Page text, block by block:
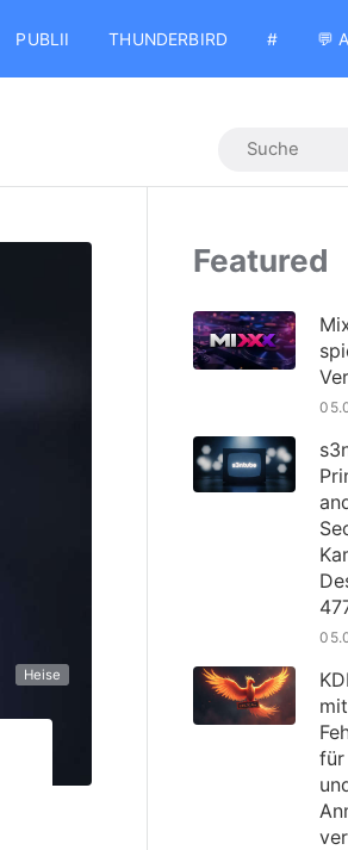
PUBLII THUNDERBIRD # 💬
Heise
Featured
mit
für